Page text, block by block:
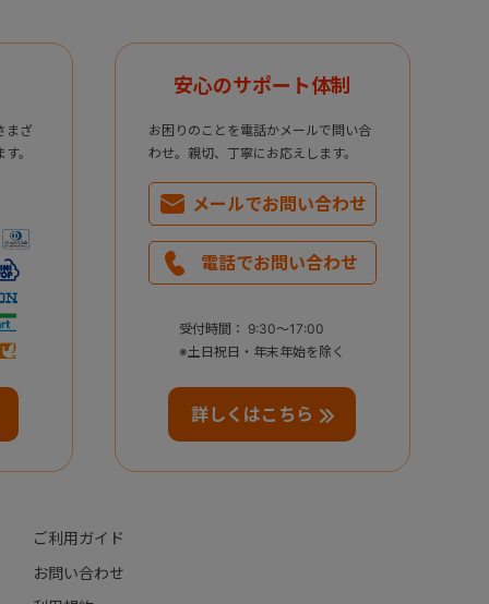
まざ
。
安心のサポート体制
お困りのことを電話かメールで問い合
わせ。親切、丁寧にお応えします。
メールでお問い合わせ
電話でお問い合わせ
受付時間： 9:30～17:00
※土日祝日・年末年始を除く
詳しくはこちら
ご利用ガイド
お問い合わせ